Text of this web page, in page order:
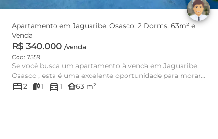
Apartamento em Jaguaribe, Osasco: 2 Dorms, 63m² e
Venda
R$ 340.000 /venda
Cód: 7559
Se você busca um apartamento à venda em Jaguaribe,
Osasco , esta é uma excelente oportunidade para morar
com praticida...
bed2 1 directions_car1 other_houses63 m²